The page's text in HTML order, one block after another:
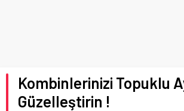
Kombinlerinizi Topuklu
Güzelleştirin !